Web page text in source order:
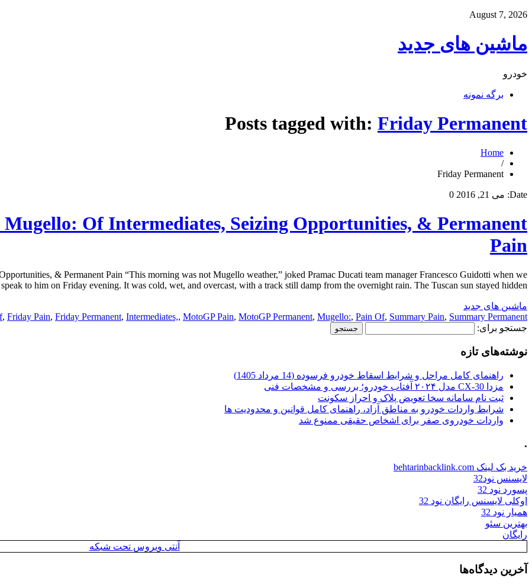
August 7, 2026
ماشین های جدید
خودرو
برگه نمونه
Posts tagged with: Friday Permanent
Home
/
Friday Permanent
Date: می 21, 2016 0
Of Intermediates, Seizing Opportunities, & Permanent
Pain
& Permanent Pain “This morning was not Mugello weather,” joked Pramac Ducati team manager Francesco Guidotti when we
to him on Friday evening. It was cold, wet, and overcast, with a track still damp from the overnight rain. The Tuscan sun stayed hidden […]
ماشین های جدید
, Friday Pain, Friday Permanent, Intermediates,, MotoGP Pain, MotoGP Permanent, Mugello:, Pain Of, Summary Pain, Summary Permanent
جستجو برای:
نوشته‌های تازه
راهنمای کامل مراحل و شرایط اسقاط خودرو فرسوده (14 مرداد 1405)
مزدا CX-30 مدل ۲۰۲۴ آفتاب خودرو؛ بررسی و مشخصات فنی
ثبت نام سامانه سخا تعویض پلاک و احراز سکونت
شرایط واردات خودرو به مناطق آزاد، راهنمای کامل قوانین و محدودیت ها
واردات خودروی صفر برای اشخاص حقیقی ممنوع شد
.
خرید بک لینک behtarinbacklink.com
لایسنس نود32
پسورد نود 32
اوکلی لایسنس رایگان نود 32
همیار نود 32
بهترین سئو
رایگان
آنتی ویروس تحت شبکه
آخرین دیدگاه‌ها